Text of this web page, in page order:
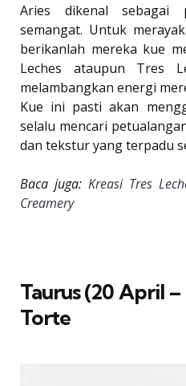
Aries dikenal sebagai
semangat. Untuk
berikanlah mereka kue
Leches ataupun Tres
melambangkan energi
Kue ini pasti akan
selalu mencari
dan tekstur yang terpadu
Baca juga: Kreasi Tres
Creamery
Taurus (20 April
Torte